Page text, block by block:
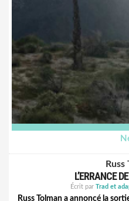
Russ
L’ERRANCE
Écrit par Trad et
Russ Tolman a annoncé la